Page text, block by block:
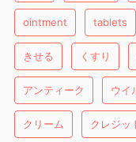
ointment tablets
きせる くすり
アンティーク ウイ
クリーム クレジッ